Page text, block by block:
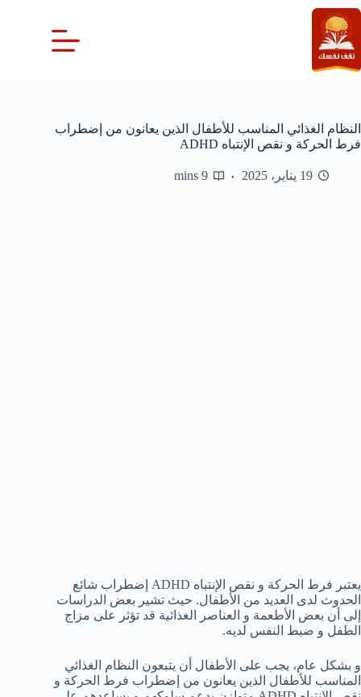
التجاوز
إلى
المحتوى
النظام الغذائي المناسب للأطفال الذين يعانون من إضطراب
فرط الحركة و نقص الإنتباه ADHD
19 يناير، 2025 9 mins
يعتبر فرط الحركة و نقص الإنتباه ADHD إضطراب شائع
الحدوث لدى العديد من الأطفال. حيث تشير بعض الدراسات
إلى أن بعض الأطعمة و العناصر الغذائية قد تؤثر على مزاج
الطفل و ضبط النفس لديه.
و بشكل عام، يجب على الأطفال أن يتبعون النظام الغذائي
المناسب للأطفال الذين يعانون من إضطراب فرط الحركة و